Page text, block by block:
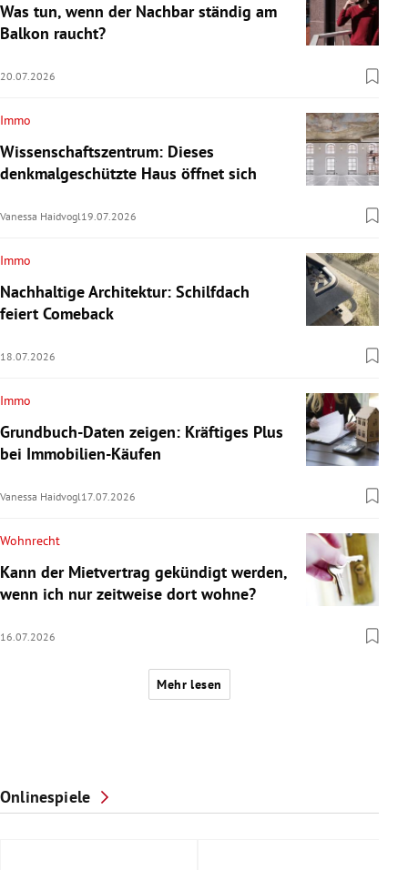
Was tun, wenn der Nachbar ständig am
Balkon raucht?
20.07.2026
Immo
Wissenschaftszentrum: Dieses
denkmalgeschützte Haus öffnet sich
Vanessa Haidvogl 19.07.2026
Immo
Nachhaltige Architektur: Schilfdach
feiert Comeback
18.07.2026
Immo
Grundbuch-Daten zeigen: Kräftiges Plus
bei Immobilien-Käufen
Vanessa Haidvogl 17.07.2026
Wohnrecht
Kann der Mietvertrag gekündigt werden,
wenn ich nur zeitweise dort wohne?
16.07.2026
Mehr lesen
Onlinespiele